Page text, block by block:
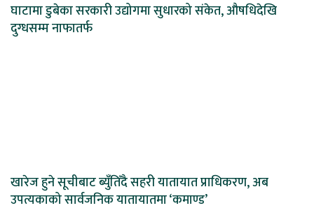
घाटामा डुबेका सरकारी उद्योगमा सुधारको संकेत, औषधिदेखि
दुग्धसम्म नाफातर्फ
खारेज हुने सूचीबाट ब्युँतिँदै सहरी यातायात प्राधिकरण, अब
उपत्यकाको सार्वजनिक यातायातमा ‘कमाण्ड’